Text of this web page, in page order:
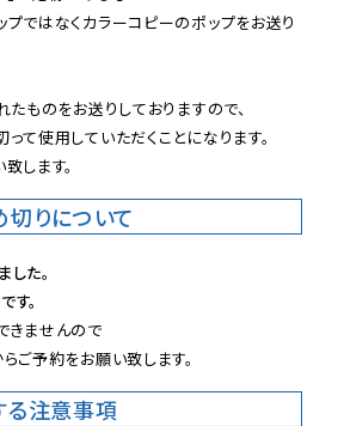
プではなくカラーコピーのポップをお送り
ものをお送りしておりますので、
て使用していただくことになります。
します。
りについて
た。
。
きませんので
ご予約をお願い致します。
る注意事項